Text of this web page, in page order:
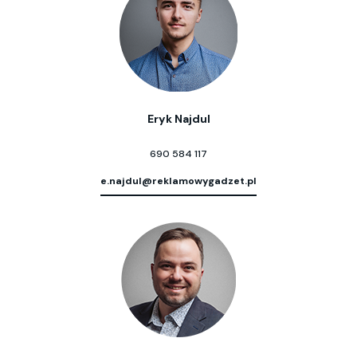
Eryk Najdul
690 584 117
e.najdul@reklamowygadzet.pl